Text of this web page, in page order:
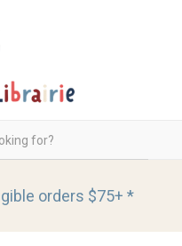
orders $75+ *